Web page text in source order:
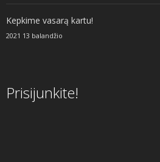
Kepkime vasarą kartu!
2021 13 balandžio
Prisijunkite!